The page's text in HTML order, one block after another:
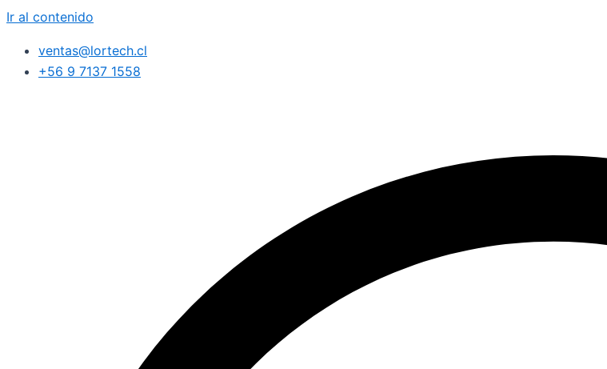
Ir al contenido
ventas@lortech.cl
+56 9 7137 1558